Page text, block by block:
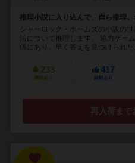
推理小説に入り込んで、自ら推理
シャーロック・ホームズの小説の
法について推理します。 協力ゲー
係にあり、早く答えを見つけられ
233
興味あり
417
経験あり
再入荷まで